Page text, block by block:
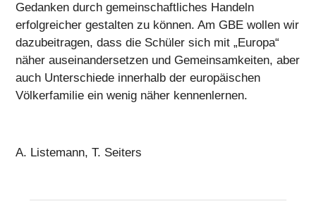
Gedanken durch gemeinschaftliches Handeln
erfolgreicher gestalten zu können. Am GBE wollen wir
dazubeitragen, dass die Schüler sich mit „Europa“
näher auseinandersetzen und Gemeinsamkeiten, aber
auch Unterschiede innerhalb der europäischen
Völkerfamilie ein wenig näher kennenlernen.
A. Listemann, T. Seiters